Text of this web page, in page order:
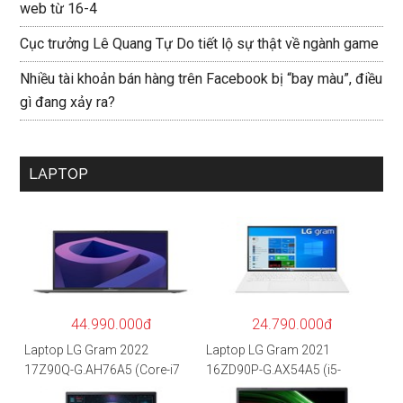
web từ 16-4
Cục trưởng Lê Quang Tự Do tiết lộ sự thật về ngành game
Nhiều tài khoản bán hàng trên Facebook bị “bay màu”, điều
gì đang xảy ra?
LAPTOP
44.990.000đ
Laptop LG Gram 2022
17Z90Q-G.AH76A5 (Core-i7
1260P/16GB/512GB/17″
24.790.000đ
Laptop LG Gram 2021
16ZD90P-G.AX54A5 (i5-
1135G7/8GB RAM/512GB